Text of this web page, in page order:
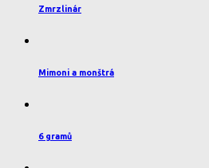
Zmrzlinár
Mimoni a monštrá
6 gramů